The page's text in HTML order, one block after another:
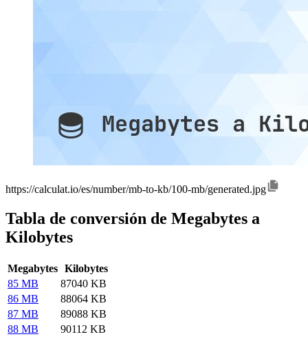
https://calculat.io/es/number/mb-to-kb/100-mb/generated.jpg
Tabla de conversión de Megabytes a
Kilobytes
Megabytes Kilobytes
85 MB
87040 KB
86 MB
88064 KB
87 MB
89088 KB
88 MB
90112 KB